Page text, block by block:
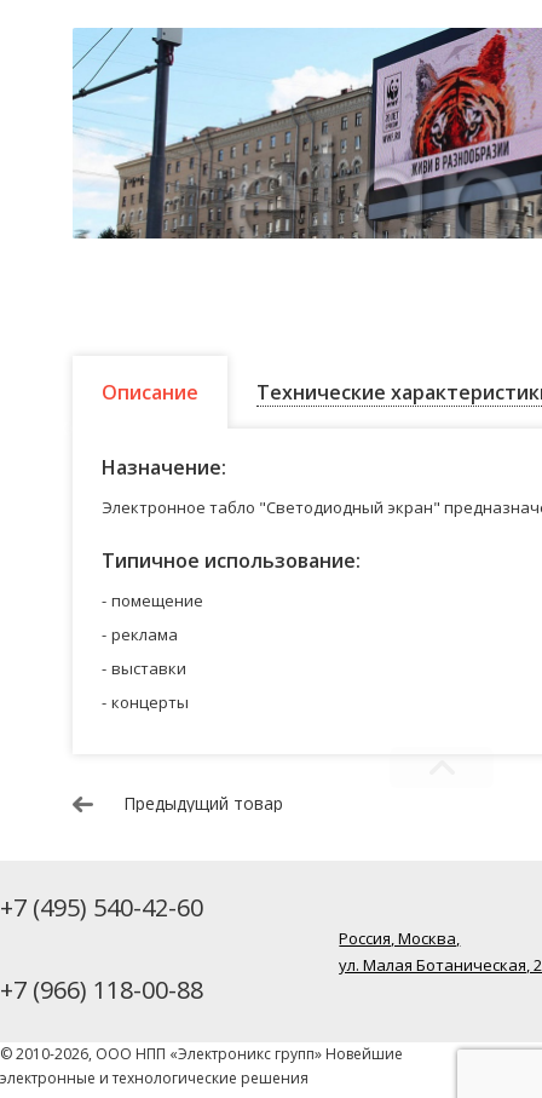
Описание Технические
Назначение:
Электронное табло "Светодиодный экран"
Типичное использование:
помещение
реклама
выставки
концерты
Предыдущий товар
+7 (495) 540-42-60
+7 (966) 118-00-88
Россия, Москва,
ул. Малая Ботаническая,
© 2010-2026, ООО НПП «Электроникс групп» Новейшие
электронные и технологические решения